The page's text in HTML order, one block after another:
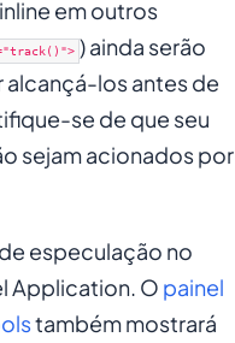
em outros
) ainda serão
alcançá-los antes de
se de que seu
sejam acionados por
especulação no
Application. O painel
também mostrará